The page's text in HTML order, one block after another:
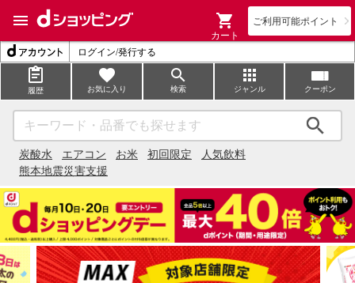
ご利用可能ポイント
カート
ログイン/発行する
履歴 お気に入り 検索 ジャンル クーポン
炭酸水 エアコン お米 初回限定
人気飲料
熊本地震災害支援